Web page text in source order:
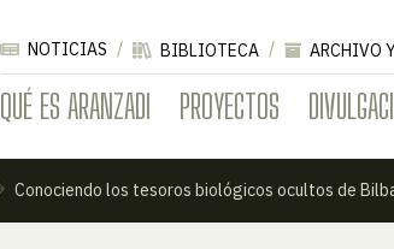
QUÉ ES ARANZADI PROYECTOS
NOTICIAS BIBLIOTECA ARCHIVO
Conociendo los tesoros biológicos ocultos de